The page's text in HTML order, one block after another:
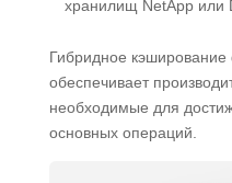
хранилищ NetApp или
Гибридное
обеспечивает
необходимые для
основных операций.